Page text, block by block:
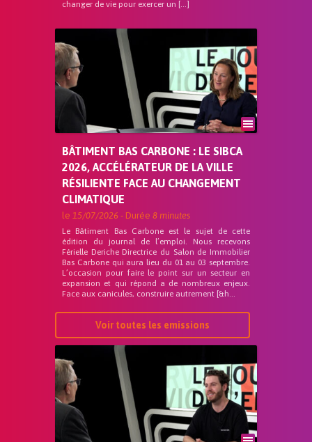
changer de vie pour exercer un […]
BÂTIMENT BAS CARBONE : LE SIBCA
2026, ACCÉLÉRATEUR DE LA VILLE
RÉSILIENTE FACE AU CHANGEMENT
CLIMATIQUE
le 15/07/2026 - Durée 8 minutes
Le Bâtiment Bas Carbone est le sujet de cette
édition du journal de l’emploi. Nous recevons
Férielle Deriche Directrice du Salon de Immobilier
Bas Carbone qui aura lieu du 01 au 03 septembre.
L’occasion pour faire le point sur un secteur en
expansion et qui répond a de nombreux enjeux.
Face aux canicules, construire autrement [&h...
Voir toutes les emissions